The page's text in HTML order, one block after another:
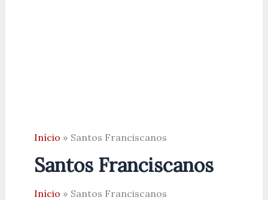
Início Santos Franciscanos
Santos Franciscanos
Início Santos Franciscanos